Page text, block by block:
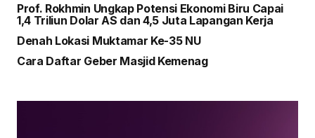
Prof. Rokhmin Ungkap Potensi Ekonomi Biru Capai
1,4 Triliun Dolar AS dan 4,5 Juta Lapangan Kerja
Denah Lokasi Muktamar Ke-35 NU
Cara Daftar Geber Masjid Kemenag